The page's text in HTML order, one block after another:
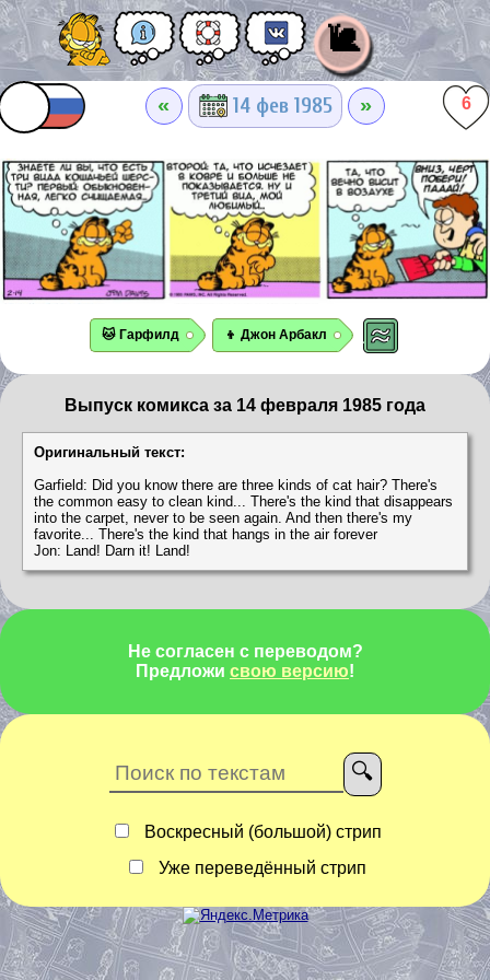
🐌
« 14 фев 1985 » 6
🐱 Гарфилд 👦 Джон Арбакл
Выпуск комикса за 14 февраля 1985 года
Оригинальный текст:
Garfield: Did you know there are three kinds of cat hair? There's
the common easy to clean kind... There's the kind that disappears
into the carpet, never to be seen again. And then there's my
favorite... There's the kind that hangs in the air forever
Jon: Land! Darn it! Land!
Не согласен с переводом?
Предложи свою версию!
Воскресный (большой) стрип
Уже переведённый стрип